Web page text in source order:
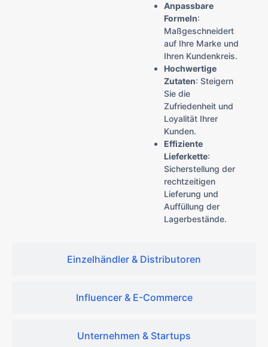
Einzelhändler & Distributoren
Influencer & E-Commerce
Unternehmen & Startups
Anpassbare
Formeln:
Maßgeschneidert
auf Ihre Marke und
Ihren Kundenkreis.
Hochwertige
Zutaten: Steigern
Sie die
Zufriedenheit und
Loyalität Ihrer
Kunden.
Effiziente
Lieferkette:
Sicherstellung der
rechtzeitigen
Lieferung und
Auffüllung der
Lagerbestände.